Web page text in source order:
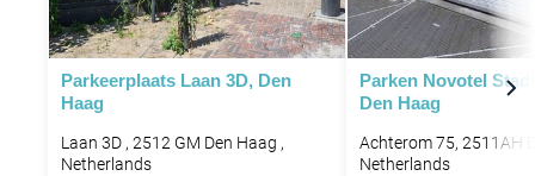
Parkeerplaats Laan 3D, Den
Haag
Laan 3D , 2512 GM Den Haag ,
Netherlands
Parken Novotel
Den Haag
Achterom 75, 2511AH
Netherlands